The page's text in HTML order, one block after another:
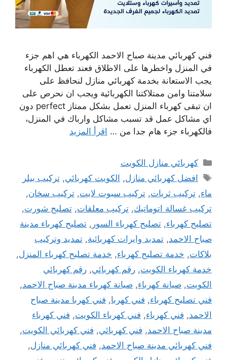
فني كهربائي مدينة صباح الاحمد الكهرباء هي اهم جزء
في المنزل واخطرها على الاطلاق فعند تعطل الكهرباء
يجب الاستعانة بخدمة كهربائي منازل لنحافظ على
سلامتنا وامن ممتلاكتنا الكهربائية ويجب ان نحرص على
ان تبقى كهرباء المنزل تعمل بشكل ممتاز perfect دون
اي مشاكل عمل قد تسبب مشاكل وارباك في المنزل،
فالكهرباء جزء هام جدا من … اقرأ المزيد
التصنيفات
كهربائي منازل الكويت
الوسوم
افضل كهربائي منازل, الكويت كهربائي,تركيب بيلر
ماء, تركيب ثريات, تركيب سبوت لايت, تركيب سخان,
تركيب غسالة اتوماتيك, تركيب معلقات, تصليح شورت,
تصليح كهرباء, تصليح كهرباء السور , تصليح كهرباء مدينة
صباح الاحمد, تمدبد وايرات كهربائية, تمديد وتركيب
بلاكات, خدمة تصليح كهرباء, خدمة تصليح كهرباء المنزل,
خدمة كهرباء الكويت, رقم كهربائي, رقم كهربائي
الكويت, صيانة كهرباء, صيانة كهرباء مدينة صباح الاحمد,
فني تصليح كهرباء, فني كهربا, فني كهربا مدينة صباح
الاحمد, فني كهرباء, فني كهرباء الكويت, فني كهرباء
مدينة صباح الاحمد, فني كهربائي, فني كهربائي الكويت,
فني كهربائي مدينة صباح الاحمد, فني كهربائي منازل,